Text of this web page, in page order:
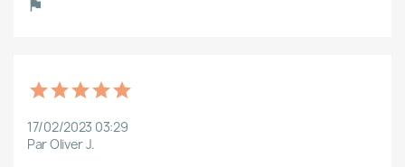
17/02/2023 03:29
Par Oliver J.